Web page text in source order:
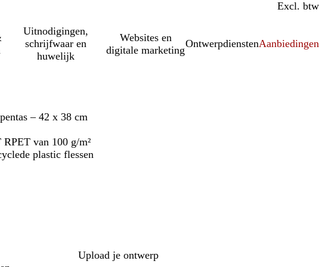
Incl. btw
Excl. btw
Uitnodigingen,
schrijfwaar en
huwelijk
Websites en
digitale marketing
OntwerpdienstenAanbiedingen
– 42 x 38 cm
van 100 g/m²
plastic flessen
Upload je ontwerp